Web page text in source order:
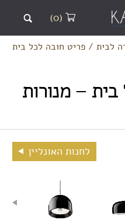
(0)
לבית/ פריט חובה לכל בית
– מנורות
לחנות האונליין